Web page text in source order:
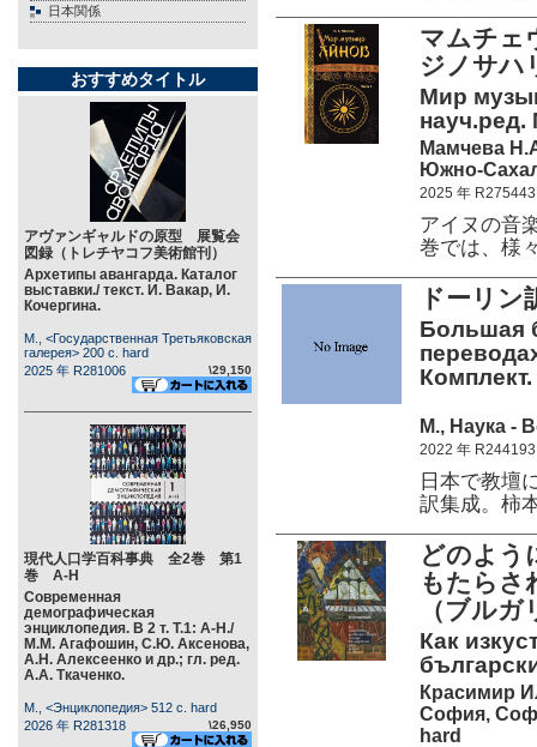
日本関係
おすすめタイトル
アヴァンギャルドの原型 展覧会
図録（トレチヤコフ美術館刊）
Архетипы авангарда. Каталог
выставки./ текст. И. Вакар, И.
Кочергина.
М., <Государственная Третьяковская
галерея> 200 c. hard
2025 年 R281006
\29,150
現代人口学百科事典 全2巻 第1
巻 А-Н
Современная
демографическая
энциклопедия. В 2 т. Т.1: А-Н./
М.М. Агафошин, С.Ю. Аксенова,
А.Н. Алексеенко и др.; гл. ред.
А.А. Ткаченко.
М., <Энциклопедия> 512 c. hard
2026 年 R281318
\26,950
マムチ
ジノサハ
Мир
Мамчева
Южно-
2025 年 R275443
アイヌの音
巻では、様
ドーリ
Большая
Комплект.
М., Наука -
2022 年 R244193
日本で教壇
訳集成。柿
どのよう
もたら
（ブルガ
Как
Красимир
София,
hard